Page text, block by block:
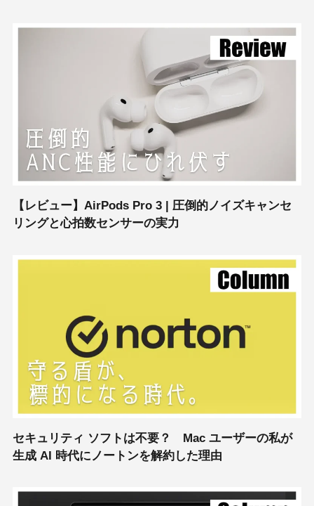
【レビュー】AirPods Pro 3 | 圧倒的ノイズキャンセ
リングと心拍数センサーの実力
セキュリティ ソフトは不要？ Mac ユーザーの私が
生成 AI 時代にノートンを解約した理由